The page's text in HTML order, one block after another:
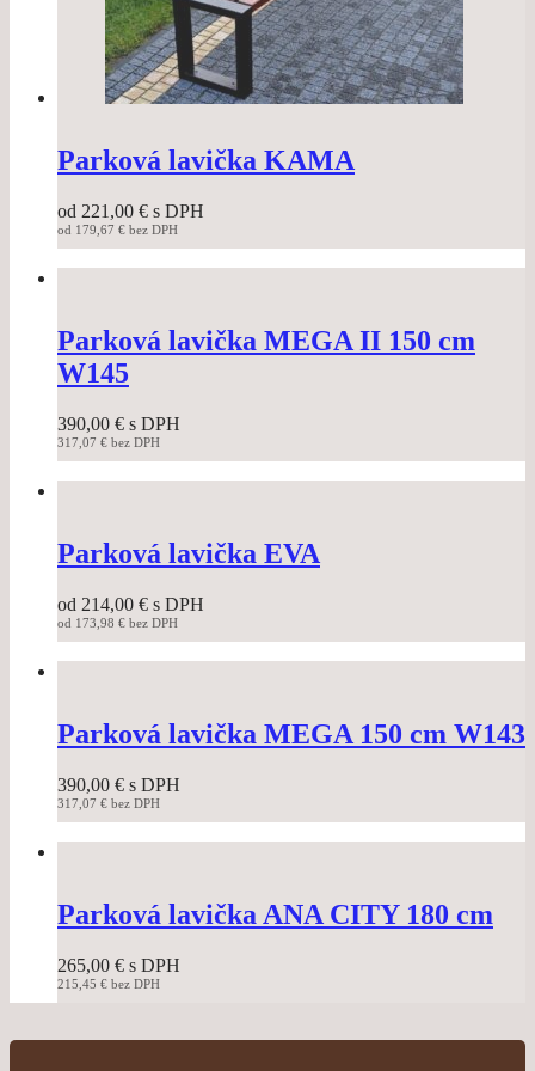
Parková lavička KAMA
od 221,00 € s DPH
od 179,67 € bez DPH
This
product
variants.
The
options
be
chosen
on
the
Parková lavička MEGA II 150 cm
W145
390,00 € s DPH
317,07 € bez DPH
This
product
variants.
The
may
be
page
Parková lavička EVA
od 214,00 € s DPH
od 173,98 € bez DPH
This
product
variants.
The
may
be
page
Parková lavička MEGA 150 cm W143
390,00 € s DPH
317,07 € bez DPH
This
product
variants.
The
may
be
Parková lavička ANA CITY 180 cm
265,00 € s DPH
215,45 € bez DPH
This
has